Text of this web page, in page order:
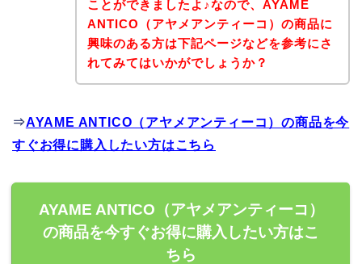
ことができましたよ♪なので、AYAME
ANTICO（アヤメアンティーコ）の商品に
興味のある方は下記ページなどを参考にさ
れてみてはいかがでしょうか？
⇒AYAME ANTICO（アヤメアンティーコ）の商品を今
すぐお得に購入したい方はこちら
AYAME ANTICO（アヤメアンティーコ）
の商品を今すぐお得に購入したい方はこ
ちら